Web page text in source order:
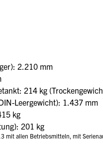
2.210 mm
214 kg
Leergewicht): 1.437 mm
kg
201 kg
mit allen Betriebsmitteln, mit